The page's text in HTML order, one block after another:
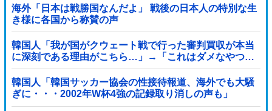
海外「日本は戦勝国なんだよ」 戦後の日本人の特別な生
き様に各国から称賛の声
韓国人「我が国がクウェート戦で行った審判買収が本当
に深刻である理由がこちら…」→「これはダメなやつ…
（ブルブル」＝韓国の反応
韓国人「韓国サッカー協会の性接待報道、海外でも大騒
ぎに・・・2002年W杯4強の記録取り消しの声も」
→「マジで国の恥だ」「2002年まで疑う価値がある」